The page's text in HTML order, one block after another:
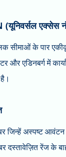
(यूनिवर्सल एक्सेस
सीमाओं के पार
और एडिनबर्ग में
जिन्हें अस्पष्ट आवंटन
दस्तावेज़ित रेंज के